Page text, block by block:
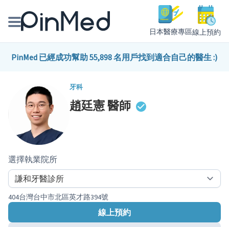
日本醫療專區線上預約
線上預約醫師、院所
健康主題館
PinMed 已經成功幫助 55,898 名用戶找到適合自己的醫生 :)
牙科
趙廷憲醫師
選擇執業院所
404台灣台中市北區英才路394號
線上預約